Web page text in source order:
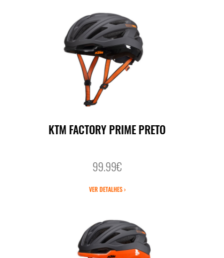
KTM FACTORY PRIME PRETO
99.99€
VER DETALHES ›